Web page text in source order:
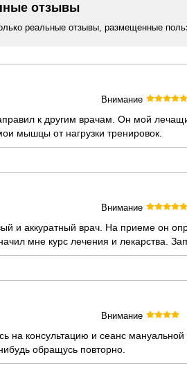
отзывы
реальные отзывы, размещенные
Внимание
к другим врачам. Он мой
мышцы от нагрузки тренировок.
Внимание
и аккуратный врач. На приеме он
мне курс лечения и лекарства.
Внимание
на консультацию и сеанс
обращусь повторно.